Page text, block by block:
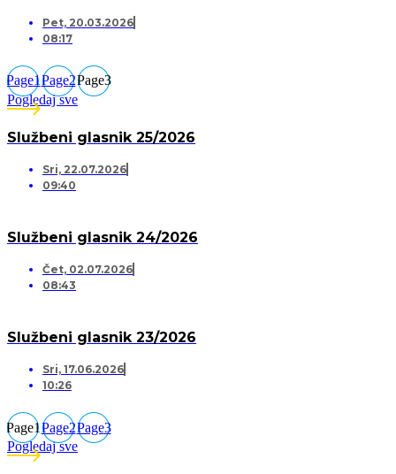
Pet, 20.03.2026
08:17
Page1Page2Page3
Pogledaj sve
Službeni glasnik 25/2026
Sri, 22.07.2026
09:40
Službeni glasnik 24/2026
Čet, 02.07.2026
08:43
Službeni glasnik 23/2026
Sri, 17.06.2026
10:26
Page1Page2Page3
Pogledaj sve